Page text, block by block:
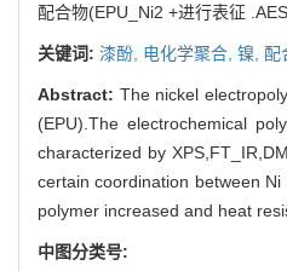
配合物(EPU_Ni2 +进行表征
关键词: 漆酚, 电化学聚合, 镍, 配
Abstract: The nickel
(EPU).The electrochemical
characterized by
certain coordination between
polymer increased and heat
中图分类号: